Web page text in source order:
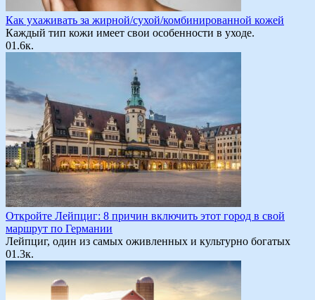
Как ухаживать за жирной/сухой/комбинированной кожей
Каждый тип кожи имеет свои особенности в уходе.
01.6к.
Откройте Лейпциг: 8 причин включить этот город в свой
маршрут по Германии
Лейпциг, один из самых оживленных и культурно богатых
01.3к.